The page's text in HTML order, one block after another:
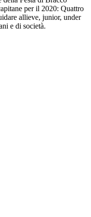
per il 2020: Quattro
allieve, junior, under
e di società.